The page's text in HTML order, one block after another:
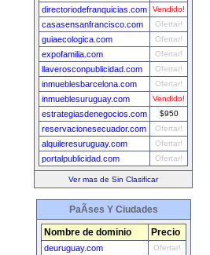
directoriodefranquicias.com Vendido!
casasensanfrancisco.com Ofertar!
guiaecologica.com Ofertar!
expofamilia.com Ofertar!
llaverosconpublicidad.com Ofertar!
inmueblesbarcelona.com Ofertar!
inmueblesuruguay.com Vendido!
estrategiasdenegocios.com $950
reservacionesecuador.com Ofertar!
alquileresuruguay.com Ofertar!
portalpublicidad.com Ofertar!
Ver mas de Sin Clasificar
PaÃ­ses Y Ciudades
Nombre de dominio Precio
deuruguay.com Ofertar!